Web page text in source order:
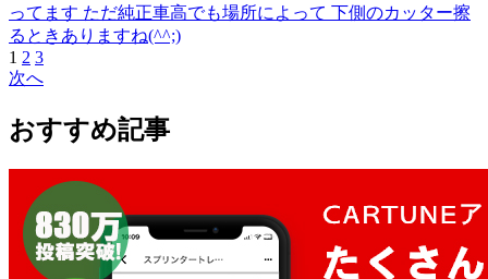
ってます ただ純正車高でも場所によって 下側のカッター擦
るときありますね(^^;)
1 2 3
次へ
おすすめ記事